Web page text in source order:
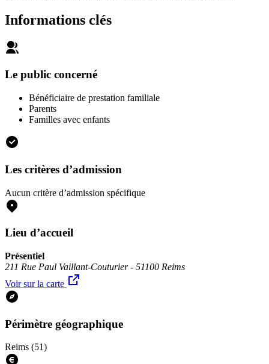
Informations clés
Le public concerné
Bénéficiaire de prestation familiale
Parents
Familles avec enfants
Les critères d’admission
Aucun critère d’admission spécifique
Lieu d’accueil
Présentiel
211 Rue Paul Vaillant-Couturier - 51100 Reims
Voir sur la carte
Périmètre géographique
Reims (51)